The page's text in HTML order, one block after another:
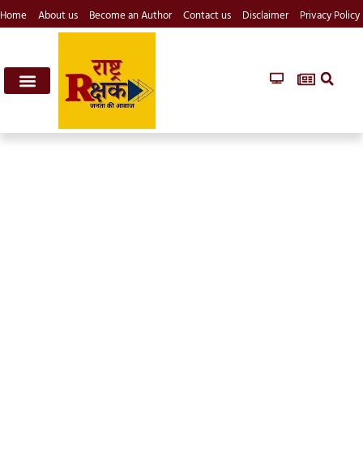
Home About us Become an Author Contact us Disclaimer Privacy Policy